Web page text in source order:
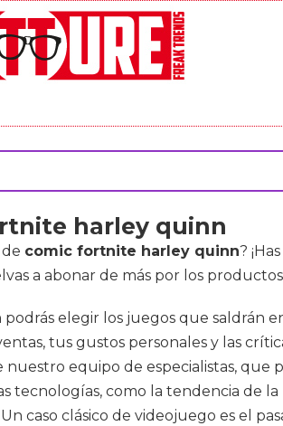
harley quinn
comic fortnite harley quinn?
a abonar de más por los
podrás elegir los juegos que
tus gustos personales y las
equipo de especialistas, que
tecnologías, como la tendencia de
caso clásico de videojuego es el